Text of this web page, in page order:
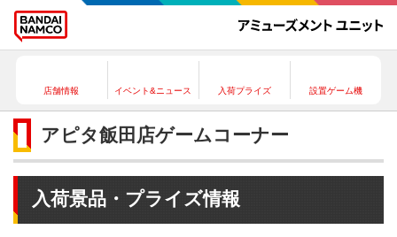
店舗情報 イベント&ニュース 入荷プライズ 設置ゲーム機
アピタ飯田店ゲームコーナー
入荷景品・プライズ情報